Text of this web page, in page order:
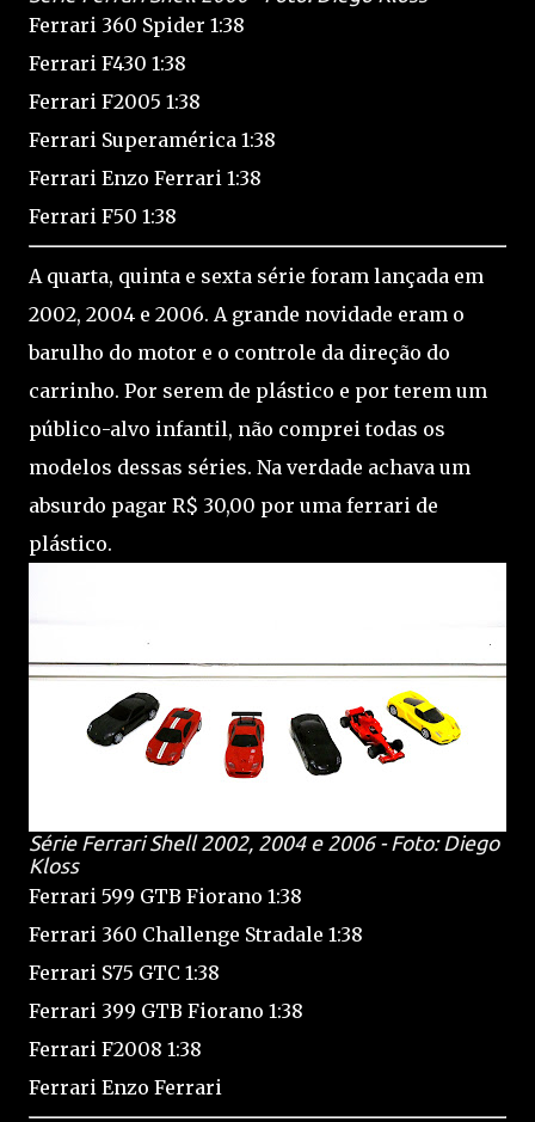
Ferrari 360 Spider 1:38
Ferrari F430 1:38
Ferrari F2005 1:38
Ferrari Superamérica 1:38
Ferrari Enzo Ferrari 1:38
Ferrari F50 1:38
A quarta, quinta e sexta série foram lançada em
2002, 2004 e 2006. A grande novidade eram o
barulho do motor e o controle da direção do
carrinho. Por serem de plástico e por terem um
público-alvo infantil, não comprei todas os
modelos dessas séries. Na verdade achava um
absurdo pagar R$ 30,00 por uma ferrari de
plástico.
Série Ferrari Shell 2002, 2004 e 2006 - Foto: Diego
Kloss
Ferrari 599 GTB Fiorano 1:38
Ferrari 360 Challenge Stradale 1:38
Ferrari S75 GTC 1:38
Ferrari 399 GTB Fiorano 1:38
Ferrari F2008 1:38
Ferrari Enzo Ferrari